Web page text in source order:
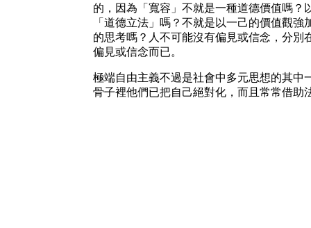
的，因為「寬容」不就是一種道德價值嗎
「道德立法」嗎？不就是以一己的價值觀
的思考嗎？人不可能沒有偏見或信念，分
偏見或信念而已。
極端自由主義不過是社會中多元思想的其中
骨子裡他們已把自己絕對化，而且常常借助